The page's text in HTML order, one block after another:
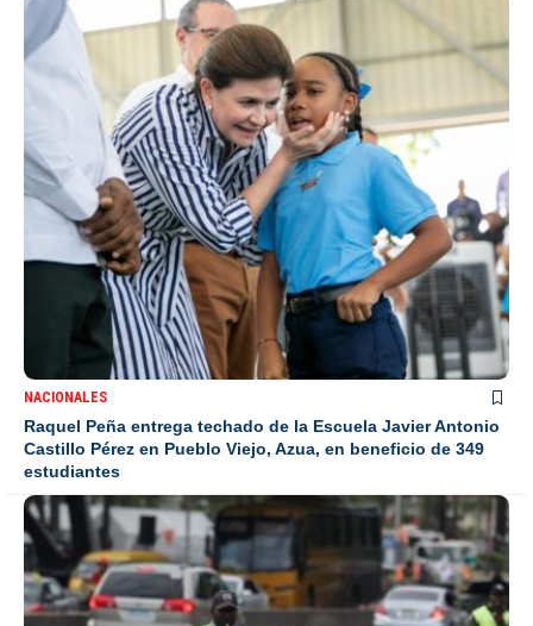
NACIONALES
Raquel Peña entrega techado de la Escuela Javier Antonio
Castillo Pérez en Pueblo Viejo, Azua, en beneficio de 349
estudiantes